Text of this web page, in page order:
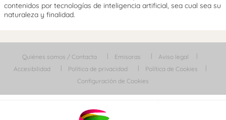
contenidos por tecnologías de inteligencia artificial, sea cual sea su
naturaleza y finalidad.
Quiénes somos / Contacta Emisoras
Aviso legal
Accesibilidad
Política de privacidad
Política de Cookies
Configuración de Cookies